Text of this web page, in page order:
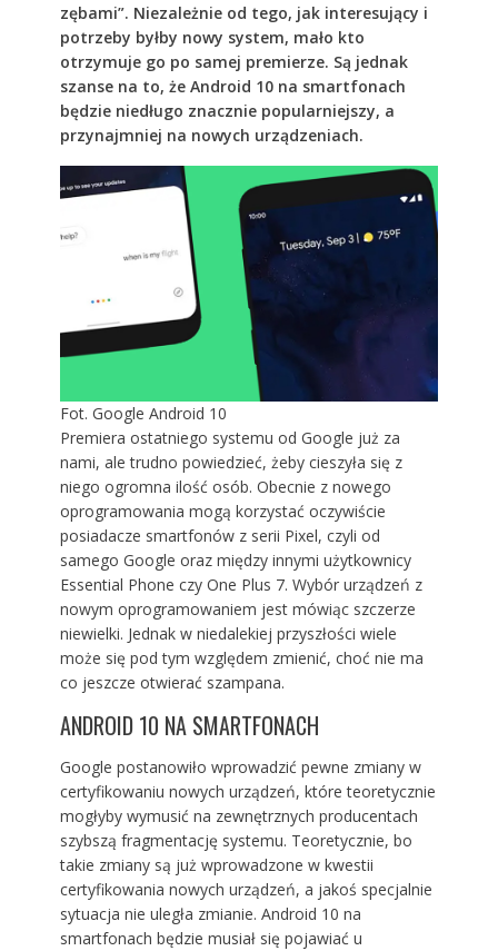
zębami”. Niezależnie od tego, jak interesujący i
potrzeby byłby nowy system, mało kto
otrzymuje go po samej premierze. Są jednak
szanse na to, że Android 10 na smartfonach
będzie niedługo znacznie popularniejszy, a
przynajmniej na nowych urządzeniach.
Fot. Google Android 10
Premiera ostatniego systemu od Google już za
nami, ale trudno powiedzieć, żeby cieszyła się z
niego ogromna ilość osób. Obecnie z nowego
oprogramowania mogą korzystać oczywiście
posiadacze smartfonów z serii Pixel, czyli od
samego Google oraz między innymi użytkownicy
Essential Phone czy One Plus 7. Wybór urządzeń z
nowym oprogramowaniem jest mówiąc szczerze
niewielki. Jednak w niedalekiej przyszłości wiele
może się pod tym względem zmienić, choć nie ma
co jeszcze otwierać szampana.
ANDROID 10 NA SMARTFONACH
Google postanowiło wprowadzić pewne zmiany w
certyfikowaniu nowych urządzeń, które teoretycznie
mogłyby wymusić na zewnętrznych producentach
szybszą fragmentację systemu. Teoretycznie, bo
takie zmiany są już wprowadzone w kwestii
certyfikowania nowych urządzeń, a jakoś specjalnie
sytuacja nie uległa zmianie. Android 10 na
smartfonach będzie musiał się pojawiać u